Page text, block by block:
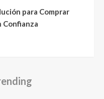
para Comprar
Confianza